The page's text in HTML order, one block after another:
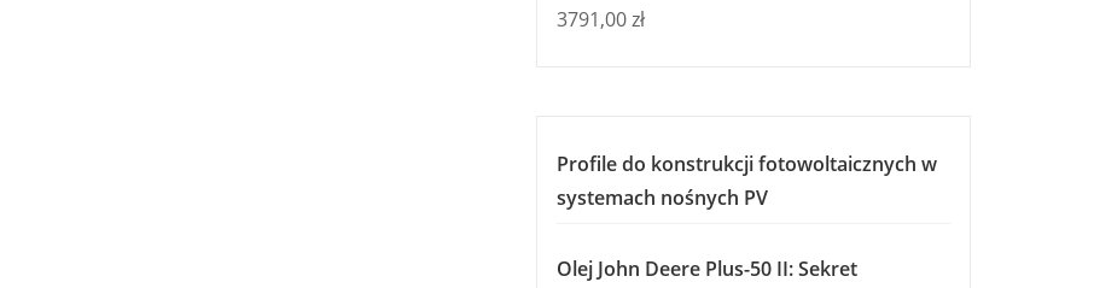
3791,00zł
Profile do konstrukcji fotowoltaicznych w
systemach nośnych PV
Olej John Deere Plus-50 II: Sekret